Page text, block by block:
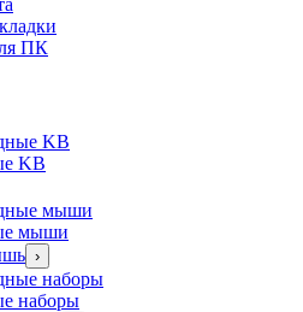
ПК
KB
KB
мыши
мыши
›
наборы
наборы